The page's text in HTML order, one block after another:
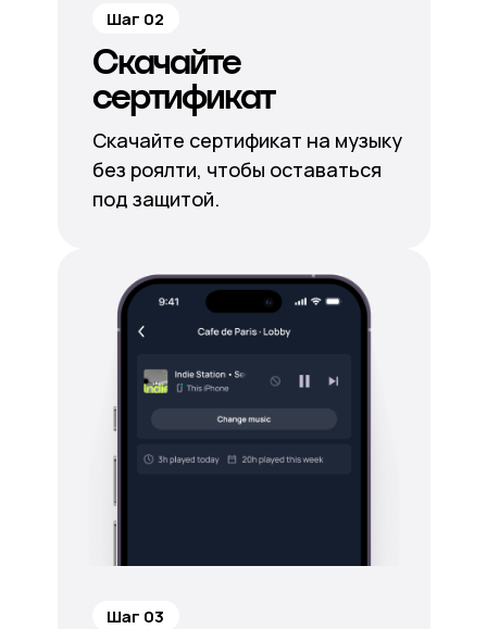
Скачайте
сертификат
Скачайте сертификат на музыку
без роялти, чтобы оставаться
под защитой.
Шаг 02
Шаг 03